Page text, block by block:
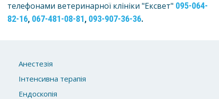
телефонами ветеринарної клініки "Ексвет" 095-064-
82-16, 067-481-08-81, 093-907-36-36.
Анестезія
Інтенсивна терапія
Ендоскопія